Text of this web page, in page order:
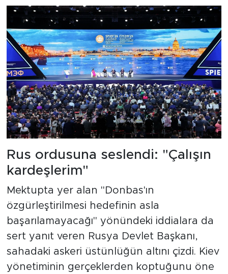
Rus ordusuna seslendi: "Çalışın
kardeşlerim"
Mektupta yer alan "Donbas'ın
özgürleştirilmesi hedefinin asla
başarılamayacağı" yönündeki iddialara da
sert yanıt veren Rusya Devlet Başkanı,
sahadaki askeri üstünlüğün altını çizdi. Kiev
yönetiminin gerçeklerden koptuğunu öne